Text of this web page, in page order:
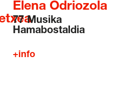
Elena Odriozola
77 Musika
Hamabostaldia
+info